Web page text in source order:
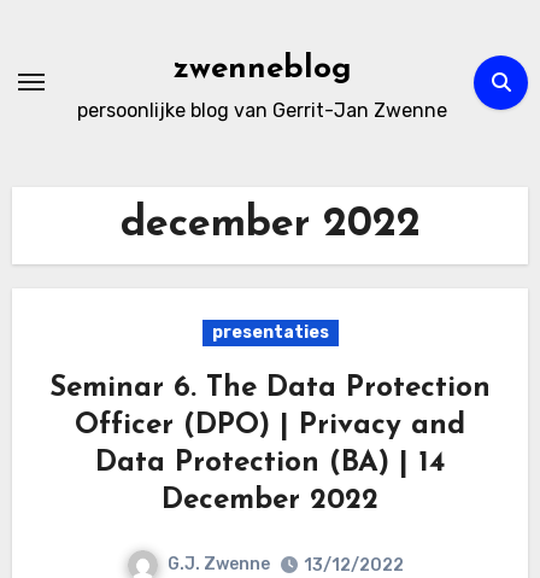
de
zwenneblog
persoonlijke blog van Gerrit-Jan Zwenne
december 2022
presentaties
Seminar 6. The Data Protection
Officer (DPO) | Privacy and
Data Protection (BA) | 14
December 2022
G.J. Zwenne 13/12/2022